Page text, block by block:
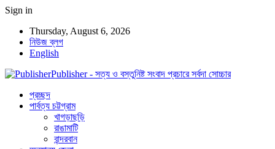
Sign in
Thursday, August 6, 2026
নিউজ ব্লগ
English
Publisher - সত্য ও বস্তুনিষ্ট সংবাদ প্রচারে সর্বদা সোচ্চার
প্রচ্ছদ
পার্বত্য চট্টগ্রাম
খাগড়াছড়ি
রাঙামাটি
বান্দরবান